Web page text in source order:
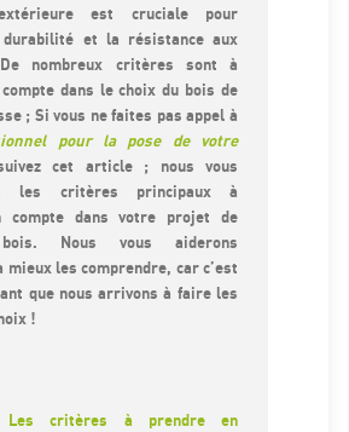
est cruciale pour
et la résistance aux
nombreux critères sont à
dans le choix du bois de
; Si vous ne faites pas appel à
pour la pose de votre
cet article ; nous vous
les critères principaux à
compte dans votre projet de
Nous vous aiderons
mieux les comprendre, car c’est
que nous arrivons à faire les
!
Les critères à prendre en